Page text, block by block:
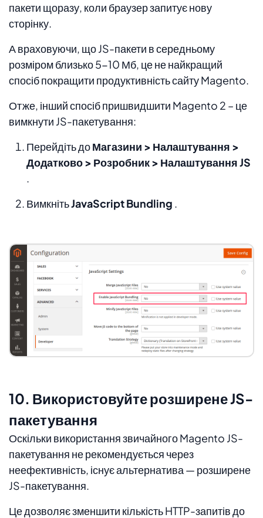
пакети щоразу, коли браузер запитує нову
сторінку.
А враховуючи, що JS-пакети в середньому
розміром близько 5-10 Мб, це не найкращий
спосіб покращити продуктивність сайту Magento.
Отже, інший спосіб пришвидшити Magento 2 – це
вимкнути JS-пакетування:
Перейдіть доМагазини > Налаштування >
Додатково > Розробник > Налаштування JS
.
ВимкнітьJavaScript Bundling .
10. Використовуйте розширене JS-
пакетування
Оскільки використання звичайного Magento JS-
пакетування не рекомендується через
неефективність, існує альтернатива — розширене
JS-пакетування.
Це дозволяє зменшити кількість HTTP-запитів до